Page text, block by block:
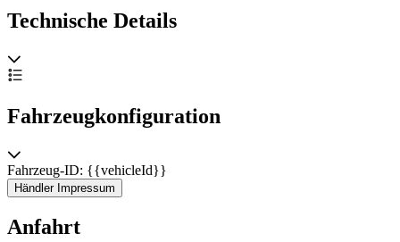
-Achsölwechsel
-Kühlflüssigswechsel
-Neue Wasserpumpe
-Neuer Wasserkühler
-Neue Reifen
versigelt bzw. Hohlräume gewachst
Selbstverständlich hat der Opel GT Coupé H-Zulassung ( seit
07.07.2010)
Kommen Sie vorbei und sehen Sie sich die "Corvette des
Technische Details
Fahrzeugkonfiguration
Fahrzeug-ID: {{vehicleId}}
Händler Impressum
Anfahrt